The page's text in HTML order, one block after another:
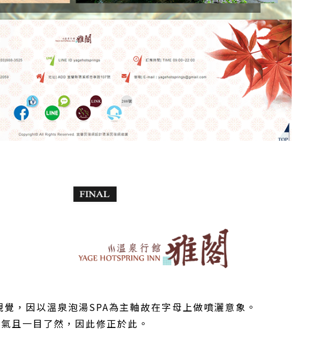
，因以溫泉泡湯SPA為主軸故在字母上做噴灑意象。
且一目了然，因此修正於此。